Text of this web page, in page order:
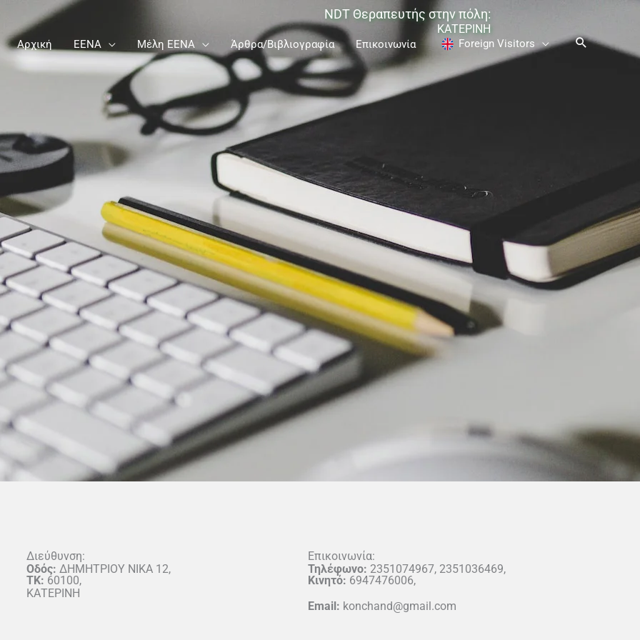
Αρχική ΕΕΝΑ Μέλη ΕΕΝΑ Άρθρα/Βιβλιογραφία Επικοινωνία Foreign Visitors
NDT Θεραπευτής στην πόλη:
ΚΑΤΕΡΙΝΗ
Διεύθυνση:
Οδός: ΔΗΜΗΤΡΙΟΥ ΝΙΚΑ 12,
ΤΚ: 60100,
ΚΑΤΕΡΙΝΗ
Επικοινωνία:
Τηλέφωνο: 2351074967, 2351036469,
Κινητό: 6947476006,
Email: konchand@gmail.com